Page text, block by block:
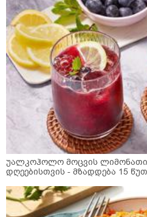
უალკოჰოლო მოცვის
დღეებისთვის - მზადდება 15